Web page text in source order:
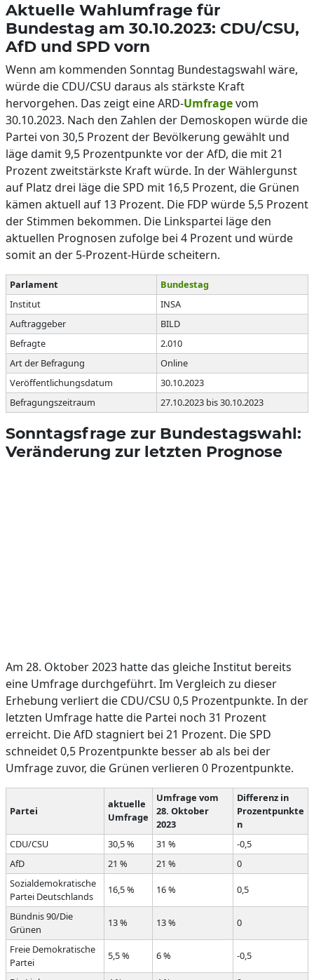
Aktuelle Wahlumfrage für
Bundestag am 30.10.2023: CDU/CSU,
AfD und SPD vorn
Wenn am kommenden Sonntag Bundestagswahl wäre,
würde die CDU/CSU daraus als stärkste Kraft
hervorgehen. Das zeigt eine ARD-Umfragevom
30.10.2023. Nach den Zahlen der Demoskopen würde die
Partei von 30,5 Prozent der Bevölkerung gewählt und
läge damit 9,5 Prozentpunkte vor der AfD, die mit 21
Prozent zweitstärkste Kraft würde. In der Wählergunst
auf Platz drei läge die SPD mit 16,5 Prozent, die Grünen
kämen aktuell auf 13 Prozent. Die FDP würde 5,5 Prozent
der Stimmen bekommen. Die Linkspartei läge den
aktuellen Prognosen zufolge bei 4 Prozent und würde
somit an der 5-Prozent-Hürde scheitern.
Parlament
Bundestag
Institut
INSA
Auftraggeber
BILD
Befragte
2.010
Art der Befragung
Online
Veröffentlichungsdatum
30.10.2023
Befragungszeitraum
27.10.2023 bis 30.10.2023
Sonntagsfrage zur Bundestagswahl:
Veränderung zur letzten Prognose
Am 28. Oktober 2023 hatte das gleiche Institut bereits
eine Umfrage durchgeführt. Im Vergleich zu dieser
Erhebung verliert die CDU/CSU 0,5 Prozentpunkte. In der
letzten Umfrage hatte die Partei noch 31 Prozent
erreicht. Die AfD stagniert bei 21 Prozent. Die SPD
schneidet 0,5 Prozentpunkte besser ab als bei der
Umfrage zuvor, die Grünen verlieren 0 Prozentpunkte.
Partei
aktuelle
Umfrage
Umfrage vom
28. Oktober
2023
Differenz in
Prozentpunkte
n
CDU/CSU
30,5 % 31 %
-0,5
AfD
21 % 21 %
0
Sozialdemokratische
Partei Deutschlands
16,5 % 16 % 0,5
Bündnis 90/Die
Grünen
13 % 13 % 0
Freie Demokratische
Partei
5,5 % 6 % -0,5